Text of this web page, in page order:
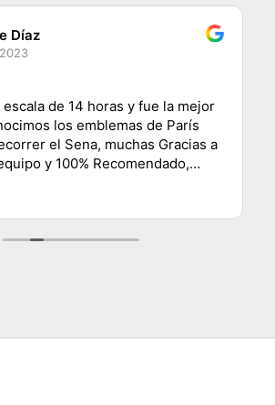
Díaz
de 14 horas y fue la mejor
los emblemas de París
el Sena, muchas Gracias a
y 100% Recomendado,
Chile.